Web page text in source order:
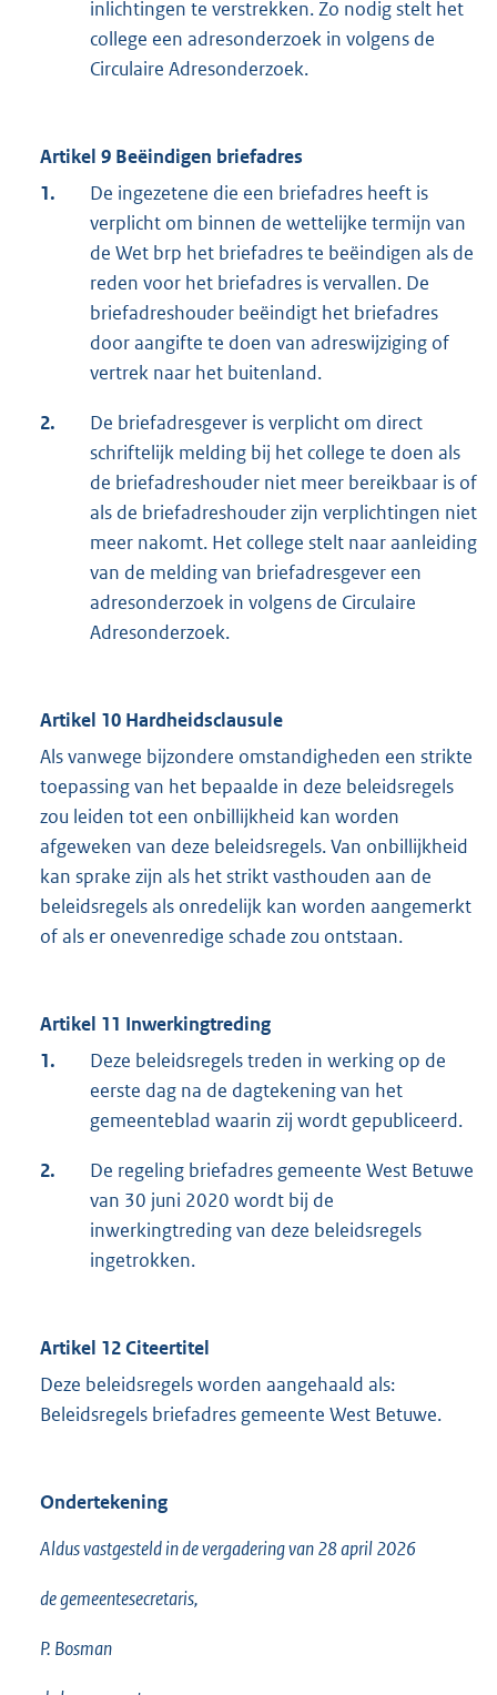
inlichtingen te verstrekken. Zo nodig stelt het
college een adresonderzoek in volgens de
Circulaire Adresonderzoek.
Artikel 9 Beëindigen briefadres
1.
De ingezetene die een briefadres heeft is
verplicht om binnen de wettelijke termijn van
de Wet brp het briefadres te beëindigen als de
reden voor het briefadres is vervallen. De
briefadreshouder beëindigt het briefadres
door aangifte te doen van adreswijziging of
vertrek naar het buitenland.
2.
De briefadresgever is verplicht om direct
schriftelijk melding bij het college te doen als
de briefadreshouder niet meer bereikbaar is of
als de briefadreshouder zijn verplichtingen niet
meer nakomt. Het college stelt naar aanleiding
van de melding van briefadresgever een
adresonderzoek in volgens de Circulaire
Adresonderzoek.
Artikel 10 Hardheidsclausule
Als vanwege bijzondere omstandigheden een strikte
toepassing van het bepaalde in deze beleidsregels
zou leiden tot een onbillijkheid kan worden
afgeweken van deze beleidsregels. Van onbillijkheid
kan sprake zijn als het strikt vasthouden aan de
beleidsregels als onredelijk kan worden aangemerkt
of als er onevenredige schade zou ontstaan.
Artikel 11 Inwerkingtreding
1.
Deze beleidsregels treden in werking op de
eerste dag na de dagtekening van het
gemeenteblad waarin zij wordt gepubliceerd.
2.
De regeling briefadres gemeente West Betuwe
van 30 juni 2020 wordt bij de
inwerkingtreding van deze beleidsregels
ingetrokken.
Artikel 12 Citeertitel
Deze beleidsregels worden aangehaald als:
Beleidsregels briefadres gemeente West Betuwe.
Ondertekening
Aldus vastgesteld in de vergadering van 28 april 2026
de gemeentesecretaris,
P. Bosman